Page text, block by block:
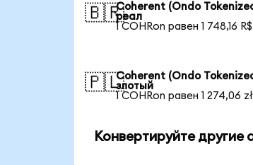
🇧🇷Coherent (Ondo
реал
1 COHRon равен 1 748,16 R$
🇵🇱Coherent (Ondo
злотый
1 COHRon равен 1 274,06 zł
Конвертируйте другие